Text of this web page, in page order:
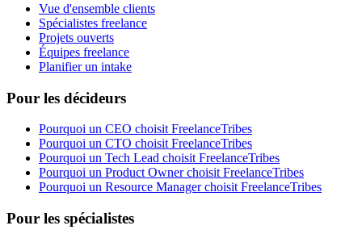
Vue d'ensemble clients
Spécialistes freelance
Projets ouverts
Équipes freelance
Planifier un intake
Pour les décideurs
Pourquoi un CEO choisit FreelanceTribes
Pourquoi un CTO choisit FreelanceTribes
Pourquoi un Tech Lead choisit FreelanceTribes
Pourquoi un Product Owner choisit FreelanceTribes
Pourquoi un Resource Manager choisit FreelanceTribes
Pour les spécialistes